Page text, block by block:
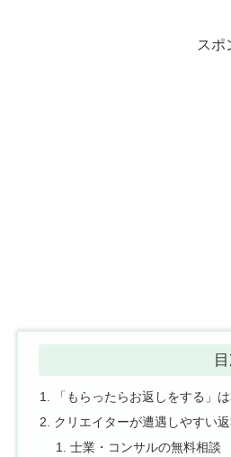
スポ
「もらったらお返しをする」
クリエイターが遭遇しやすい
士業・コンサルの無料相談